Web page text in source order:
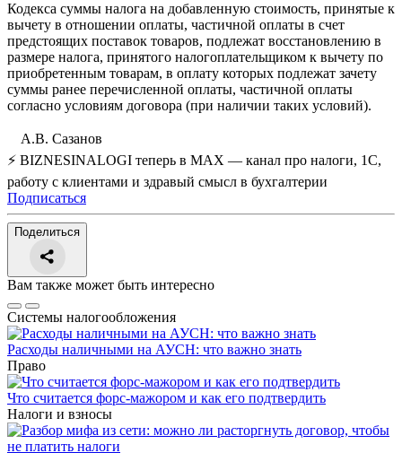
Кодекса суммы налога на добавленную стоимость, принятые к
вычету в отношении оплаты, частичной оплаты в счет
предстоящих поставок товаров, подлежат восстановлению в
размере налога, принятого налогоплательщиком к вычету по
приобретенным товарам, в оплату которых подлежат зачету
суммы ранее перечисленной оплаты, частичной оплаты
согласно условиям договора (при наличии таких условий).
А.В. Сазанов
⚡ BIZNESINALOGI теперь в MAX — канал про налоги, 1С,
работу с клиентами и здравый смысл в бухгалтерии
Подписаться
Поделиться
Вам также может быть интересно
Системы налогообложения
Расходы наличными на АУСН: что важно знать
Право
Что считается форс-мажором и как его подтвердить
Налоги и взносы